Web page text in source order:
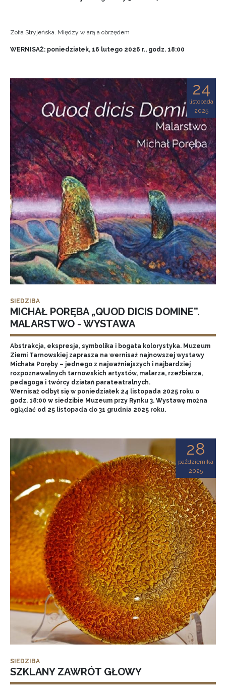
Zofia Stryjeńska. Między wiarą a obrzędem
WERNISAŻ: poniedziałek, 16 lutego 2026 r., godz. 18:00
24
listopada
2025
SIEDZIBA
MICHAŁ PORĘBA „QUOD DICIS DOMINE”.
MALARSTWO - WYSTAWA
Abstrakcja, ekspresja, symbolika i bogata kolorystyka. Muzeum
Ziemi Tarnowskiej zaprasza na wernisaż najnowszej wystawy
Michała Poręby – jednego z najważniejszych i najbardziej
rozpoznawalnych tarnowskich artystów, malarza, rzeźbiarza,
pedagoga i twórcy działań parateatralnych.
Wernisaż odbył się w poniedziałek 24 listopada 2025 roku o
godz. 18:00 w siedzibie Muzeum przy Rynku 3. Wystawę można
oglądać od 25 listopada do 31 grudnia 2025 roku.
28
października
2025
SIEDZIBA
SZKLANY ZAWRÓT GŁOWY